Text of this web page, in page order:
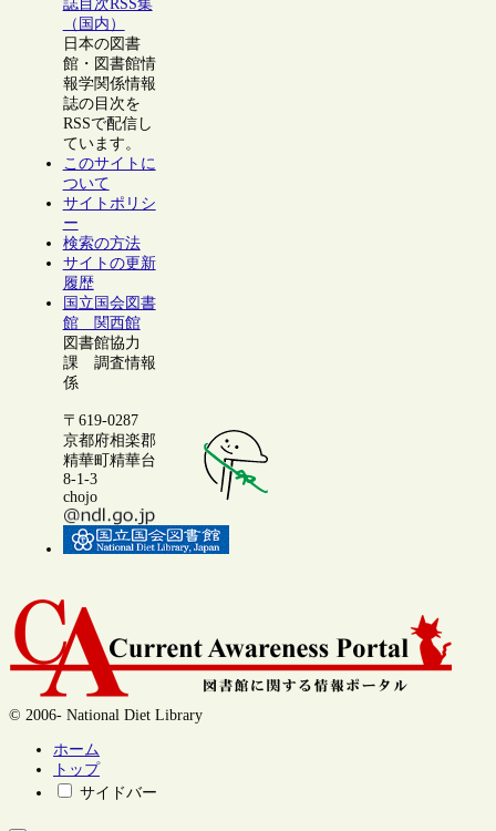
誌目次RSS集
（国内）
日本の図書
館・図書館情
報学関係情報
誌の目次を
RSSで配信し
ています。
このサイトに
ついて
サイトポリシ
ー
検索の方法
サイトの更新
履歴
国立国会図書
館 関西館
図書館協力
課 調査情報
係
〒619-0287
京都府相楽郡
精華町精華台
8-1-3
chojo
© 2006- National Diet Library
ホーム
トップ
サイドバー